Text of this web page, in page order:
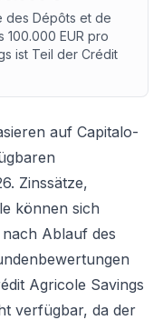
des Dépôts et de
100.000 EUR pro
ist Teil der Crédit
auf Capitalo-
Zinssätze,
können sich
Ablauf des
Agricole Savings
verfügbar, da der